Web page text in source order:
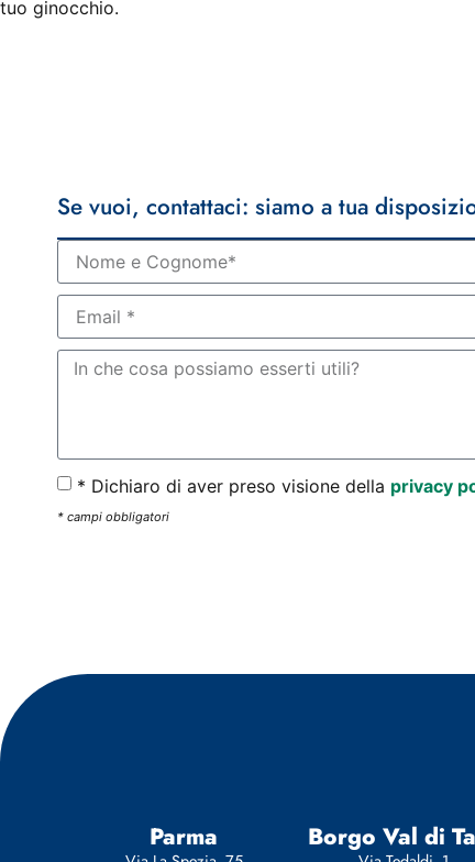
tuo ginocchio.
Se vuoi, contattaci: siamo a tua
* Dichiaro di aver preso visione della privacy
* campi obbligatori
Parma Borgo Val di